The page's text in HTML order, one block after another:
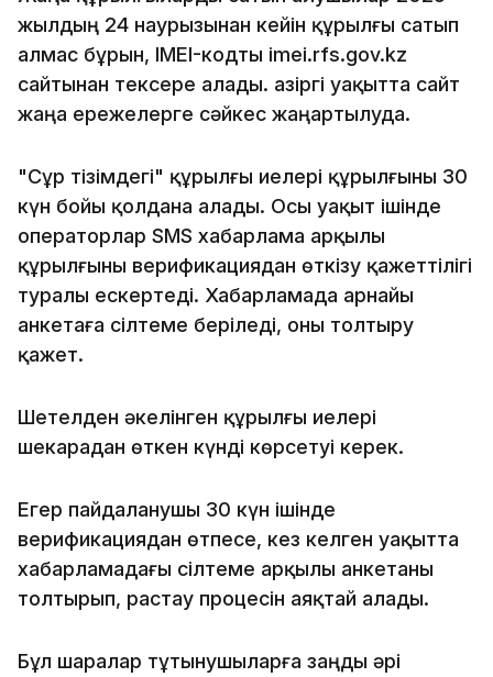
жылдың 24 наурызынан кейін құрылғы сатып
алмас бұрын, IMEI-кодты imei.rfs.gov.kz
сайтынан тексере алады. Қазіргі уақытта сайт
жаңа ережелерге сәйкес жаңартылуда.
"Сұр тізімдегі" құрылғы иелері құрылғыны 30
күн бойы қолдана алады. Осы уақыт ішінде
операторлар SMS хабарлама арқылы
құрылғыны верификациядан өткізу қажеттілігі
туралы ескертеді. Хабарламада арнайы
анкетаға сілтеме беріледі, оны толтыру
қажет.
Шетелден әкелінген құрылғы иелері
шекарадан өткен күнді көрсетуі керек.
Егер пайдаланушы 30 күн ішінде
верификациядан өтпесе, кез келген уақытта
хабарламадағы сілтеме арқылы анкетаны
толтырып, растау процесін аяқтай алады.
Бұл шаралар тұтынушыларға заңды әрі